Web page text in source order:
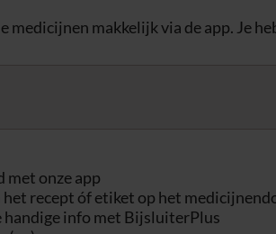
medicijnen makkelijk via de app. Je
onze app
recept óf etiket op het
info met BijsluiterPlus